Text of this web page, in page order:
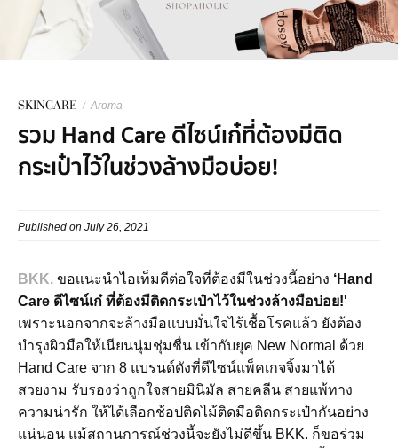
SKINCARE / Aroma
รวม Hand Care ดีไซน์เก๋ที่ต้องมีติด
กระเป๋าไว้ในช่วงล้างมือบ่อย!
Published on July 26, 2021
BKK. ขอเเนะนำไอเท็มดีต่อใจที่ต้องมีในช่วงนี้อย่าง ‘Hand
Care ดีไซน์เก๋ ที่ต้องมีติดกระเป๋าไว้ในช่วงล้างมือบ่อย!'
เพราะนอกจากจะล้างมือแบบมั่นใจไร้เชื้อโรคแล้ว ยังต้อง
บำรุงผิวมือให้เนียนนุ่มชุ่มชื่น เข้ากับยุค New Normal ด้วย
Hand Care จาก 8 แบรนด์ดังที่ดีไซน์แพ็คเกจจิ้งมาได้
สวยงาม รับรองว่าถูกใจสายมินิมัล สายคลีน สายแพ้ทาง
ความน่ารัก ให้ได้เลือกช้อปติดไม้ติดมือติดกระเป๋ากันอย่าง
แน่นอน แม้สถานการณ์ช่วงนี้จะยังไม่ดีขึ้น BKK. ก็ขอร่วม